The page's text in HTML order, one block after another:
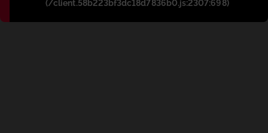
(/client.58b223bf3dc18d7836b0.js:2307:698)